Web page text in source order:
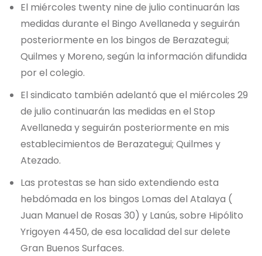
El miércoles twenty nine de julio continuarán las
medidas durante el Bingo Avellaneda y seguirán
posteriormente en los bingos de Berazategui;
Quilmes y Moreno, según la información difundida
por el colegio.
El sindicato también adelantó que el miércoles 29
de julio continuarán las medidas en el Stop
Avellaneda y seguirán posteriormente en mis
establecimientos de Berazategui; Quilmes y
Atezado.
Las protestas se han sido extendiendo esta
hebdómada en los bingos Lomas del Atalaya (
Juan Manuel de Rosas 30) y Lanús, sobre Hipólito
Yrigoyen 4450, de esa localidad del sur delete
Gran Buenos Surfaces.